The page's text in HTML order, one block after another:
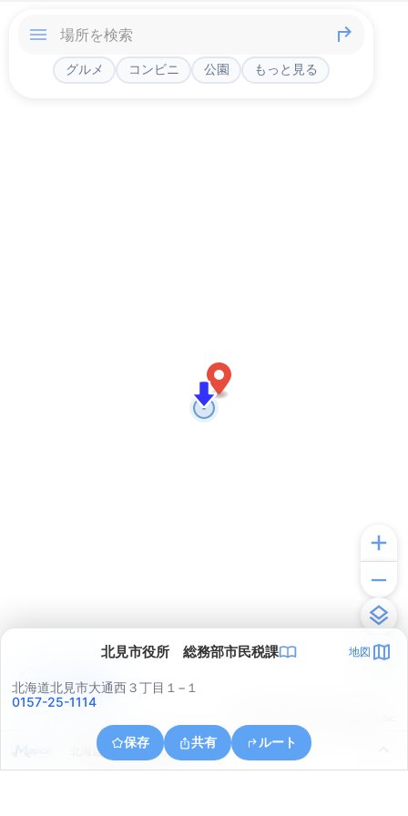
グルメ コンビニ 公園 もっと見る
北見市役所 総務部市民税課 地図
北海道北見市大通西３丁目１−１
0157-25-1114
保存 共有 ルート
北海道北見市常盤町２丁目１
アプリで見る